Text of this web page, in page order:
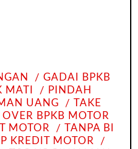
GADAI BPKB
MATI
PINDAH
UANG
TAKE
OVER BPKB MOTOR
MOTOR
TANPA BI
KREDIT MOTOR